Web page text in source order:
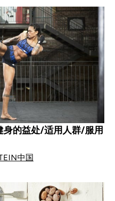
身的益处/适用人群/服用
中国